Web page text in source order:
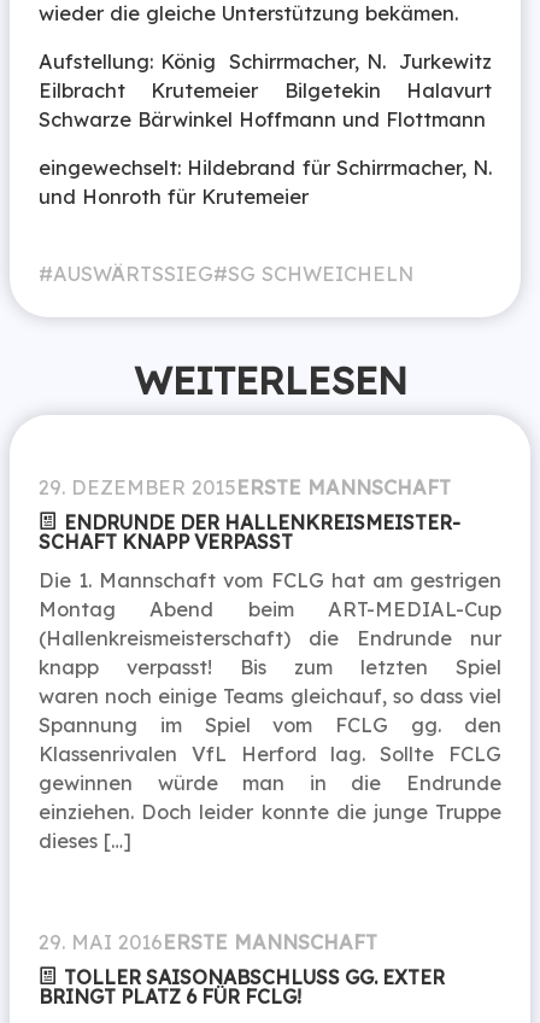
wieder die gleiche Unterstützung bekämen.
Aufstellung: König Schirrmacher, N. Jurkewitz
Eilbracht Krutemeier Bilgetekin Halavurt
Schwarze Bärwinkel Hoffmann und Flottmann
eingewechselt: Hildebrand für Schirrmacher, N.
und Honroth für Krutemeier
AUSWÄRTSSIEG SG SCHWEICHELN
WEITERLESEN
29. DEZEMBER 2015ERSTE MANNSCHAFT
ENDRUNDE DER HALLEN­KREIS­MEISTER­
SCHAFT KNAPP VERPASST
Die 1. Mannschaft vom FCLG hat am gestrigen
Montag Abend beim ART-MEDIAL-Cup
(Hallenkreismeisterschaft) die Endrunde nur
knapp verpasst! Bis zum letzten Spiel
waren noch einige Teams gleichauf, so dass viel
Spannung im Spiel vom FCLG gg. den
Klassenrivalen VfL Herford lag. Sollte FCLG
gewinnen würde man in die Endrunde
einziehen. Doch leider konnte die junge Truppe
dieses […]
29. MAI 2016ERSTE MANNSCHAFT
TOLLER SAISON­ABSCHLUSS GG. EXTER
BRINGT PLATZ 6 FÜR FCLG!